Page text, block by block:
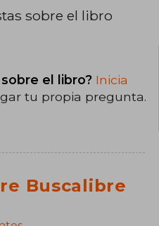
sobre el libro
el libro? Inicia
tu propia pregunta.
Buscalibre